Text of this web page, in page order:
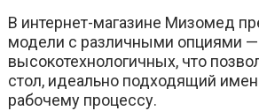
В интернет-магазине Мизомед
модели с различными опциями
высокотехнологичных, что
стол, идеально подходящий
рабочему процессу.